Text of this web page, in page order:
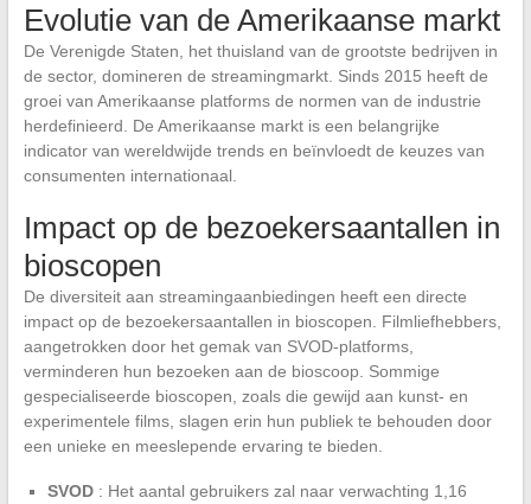
Evolutie van de Amerikaanse markt
De Verenigde Staten, het thuisland van de grootste bedrijven in
de sector, domineren de streamingmarkt. Sinds 2015 heeft de
groei van Amerikaanse platforms de normen van de industrie
herdefinieerd. De Amerikaanse markt is een belangrijke
indicator van wereldwijde trends en beïnvloedt de keuzes van
consumenten internationaal.
Impact op de bezoekersaantallen in
bioscopen
De diversiteit aan streamingaanbiedingen heeft een directe
impact op de bezoekersaantallen in bioscopen. Filmliefhebbers,
aangetrokken door het gemak van SVOD-platforms,
verminderen hun bezoeken aan de bioscoop. Sommige
gespecialiseerde bioscopen, zoals die gewijd aan kunst- en
experimentele films, slagen erin hun publiek te behouden door
een unieke en meeslepende ervaring te bieden.
SVOD: Het aantal gebruikers zal naar verwachting 1,16